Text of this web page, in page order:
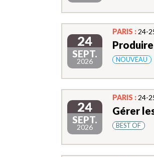
24
SEPT.
2026
PARIS : 24-
NOUVEAU
24
SEPT.
2026
PARIS : 24-
Gérer
BEST OF